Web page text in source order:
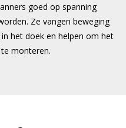
goed op spanning
Ze vangen beweging
het doek en helpen om het
monteren.